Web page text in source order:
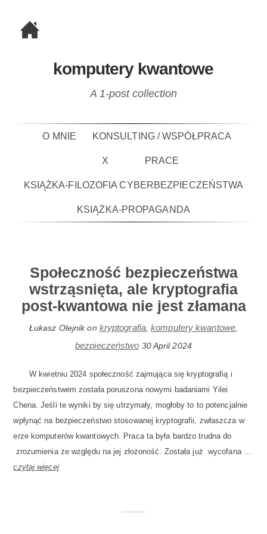
komputery kwantowe
A 1-post collection
O MNIE KONSULTING / WSPÓŁPRACA
X PRACE
KSIĄŻKA-FILOZOFIA CYBERBEZPIECZEŃSTWA
KSIĄŻKA-PROPAGANDA
Społeczność bezpieczeństwa
wstrząsnięta, ale kryptografia
post-kwantowa nie jest złamana
Łukasz Olejnikon kryptografia,komputery kwantowe,
bezpieczeństwo 30 April 2024
W kwietniu 2024 społeczność zajmująca się kryptografią i
bezpieczeństwem została poruszona nowymi badaniami Yilei
Chena. Jeśli te wyniki by się utrzymały, mogłoby to to potencjalnie
wpłynąć na bezpieczeństwo stosowanej kryptografii, zwłaszcza w
erze komputerów kwantowych. Praca ta była bardzo trudna do
zrozumienia ze względu na jej złożoność. Została już wycofana ...
czytaj więcej